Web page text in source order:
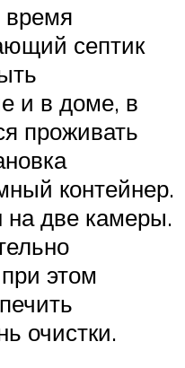
время
септик
и в доме, в
проживать
контейнер.
на две камеры.
этом
очистки.